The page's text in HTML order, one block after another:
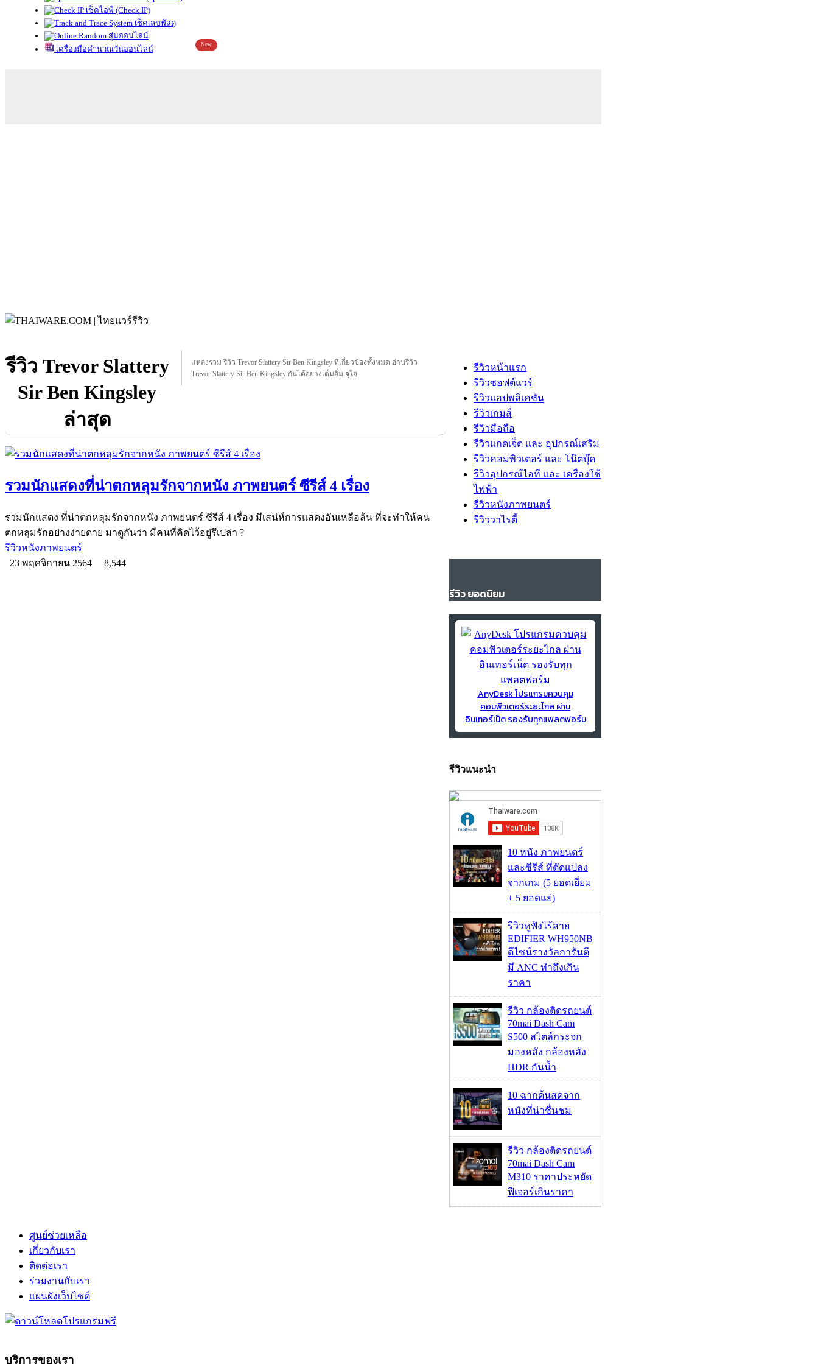
เช็คไอพี (Check IP)
เช็คเลขพัสดุ
สุ่มออนไลน์
เครื่องมือคำนวณวันออนไลน์
New
รีวิว Trevor Slattery
Sir Ben Kingsley
ล่าสุด
แหล่งรวม รีวิว Trevor Slattery Sir Ben Kingsley ที่เกี่ยวข้องทั้งหมด อ่านรีวิว
Trevor Slattery Sir Ben Kingsley กันได้อย่างเต็มอิ่ม จุใจ
รวมนักแสดงที่น่าตกหลุมรักจากหนัง ภาพยนตร์ ซีรีส์ 4 เรื่อง
รวมนักแสดง ที่น่าตกหลุมรักจากหนัง ภาพยนตร์ ซีรีส์ 4 เรื่อง มีเสน่ห์การแสดงอันเหลือล้น ที่จะทำให้คน
ตกหลุมรักอย่างง่ายดาย มาดูกันว่า มีคนที่คิดไว้อยู่รึเปล่า ?
รีวิวหนังภาพยนตร์
23 พฤศจิกายน 2564
8,544
รีวิวหน้าแรก
รีวิวซอฟต์แวร์
รีวิวแอปพลิเคชัน
รีวิวเกมส์
รีวิวมือถือ
รีวิวแกดเจ็ต และ อุปกรณ์เสริม
รีวิวคอมพิวเตอร์ และ โน๊ตบุ๊ค
รีวิวอุปกรณ์ไอที และ เครื่องใช้
ไฟฟ้า
รีวิวหนังภาพยนตร์
รีวิววาไรตี้
รีวิว ยอดนิยม
AnyDesk โปรแกรมควบคุม
คอมพิวเตอร์ระยะไกล ผ่าน
อินเทอร์เน็ต รองรับทุกแพลตฟอร์ม
รีวิวแนะนำ
10 หนัง ภาพยนตร์
และซีรีส์ ที่ดัดแปลง
จากเกม (5 ยอดเยี่ยม
+ 5 ยอดแย่)
รีวิวหูฟังไร้สาย
EDIFIER WH950NB
ดีไซน์รางวัลการันตี
มี ANC ทำถึงเกิน
ราคา
รีวิว กล้องติดรถยนต์
70mai Dash Cam
S500 สไตล์กระจก
มองหลัง กล้องหลัง
HDR กันน้ำ
10 ฉากด้นสดจาก
หนังที่น่าชื่นชม
รีวิว กล้องติดรถยนต์
70mai Dash Cam
M310 ราคาประหยัด
ฟีเจอร์เกินราคา
ศูนย์ช่วยเหลือ
เกี่ยวกับเรา
ติดต่อเรา
ร่วมงานกับเรา
แผนผังเว็บไซต์
บริการของเรา